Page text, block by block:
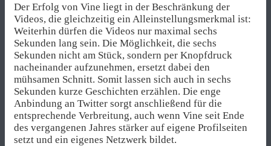
Der Erfolg von Vine liegt in der Beschränkung der
Videos, die gleichzeitig ein Alleinstellungsmerkmal ist:
Weiterhin dürfen die Videos nur maximal sechs
Sekunden lang sein. Die Möglichkeit, die sechs
Sekunden nicht am Stück, sondern per Knopfdruck
nacheinander aufzunehmen, ersetzt dabei den
mühsamen Schnitt. Somit lassen sich auch in sechs
Sekunden kurze Geschichten erzählen. Die enge
Anbindung an Twitter sorgt anschließend für die
entsprechende Verbreitung, auch wenn Vine seit Ende
des vergangenen Jahres stärker auf eigene Profilseiten
setzt und ein eigenes Netzwerk bildet.